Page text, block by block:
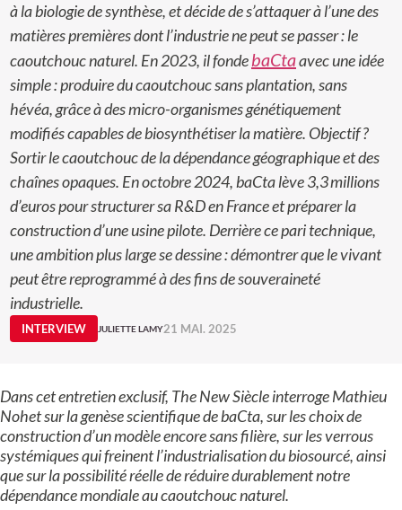
à la biologie de synthèse, et décide de s’attaquer à l’une des
matières premières dont l’industrie ne peut se passer : le
caoutchouc naturel. En 2023, il fondebaCtaavec une idée
simple : produire du caoutchouc sans plantation, sans
hévéa, grâce à des micro-organismes génétiquement
modifiés capables de biosynthétiser la matière. Objectif ?
Sortir le caoutchouc de la dépendance géographique et des
chaînes opaques. En octobre 2024, baCta lève 3,3 millions
d’euros pour structurer sa R&D en France et préparer la
construction d’une usine pilote. Derrière ce pari technique,
une ambition plus large se dessine : démontrer que le vivant
peut être reprogrammé à des fins de souveraineté
industrielle.
INTERVIEW JULIETTE LAMY21 MAI. 2025
Dans cet entretien exclusif, The New Siècle interroge Mathieu
Nohet sur la genèse scientifique de baCta, sur les choix de
construction d’un modèle encore sans filière, sur les verrous
systémiques qui freinent l’industrialisation du biosourcé, ainsi
que sur la possibilité réelle de réduire durablement notre
dépendance mondiale au caoutchouc naturel.